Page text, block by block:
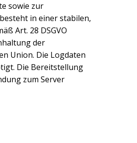
sowie zur
in einer stabilen,
Art. 28 DSGVO
der
Union. Die Logdaten
Die Bereitstellung
zum Server